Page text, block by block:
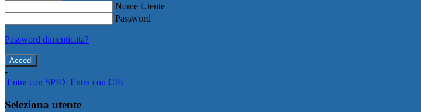
Nome Utente
Password
Password dimenticata?
-
Entra con SPID Entra con CIE
Seleziona utente